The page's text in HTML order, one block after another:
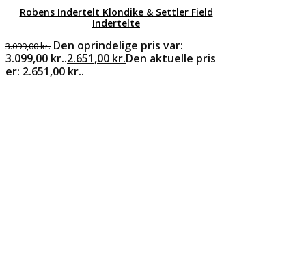
Robens Indertelt Klondike & Settler Field
Indertelte
3.099,00kr. Den oprindelige pris var:
3.099,00 kr..2.651,00 kr.Den aktuelle pris
er: 2.651,00 kr..